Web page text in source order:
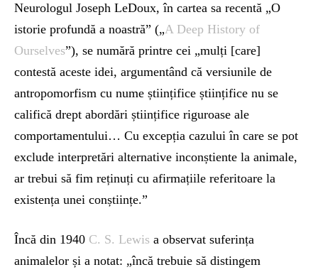
Neurologul Joseph LeDoux, în cartea sa recentă „O
istorie profundă a noastră” („A Deep History of
Ourselves”), se numără printre cei „mulți [care]
contestă aceste idei, argumentând că versiunile de
antropomorfism cu nume științifice științifice nu se
califică drept abordări științifice riguroase ale
comportamentului… Cu excepția cazului în care se pot
exclude interpretări alternative inconștiente la animale,
ar trebui să fim reținuți cu afirmațiile referitoare la
existența unei conștiințe.”
Încă din 1940 C. S. Lewis a observat suferința
animalelor și a notat: „încă trebuie să distingem